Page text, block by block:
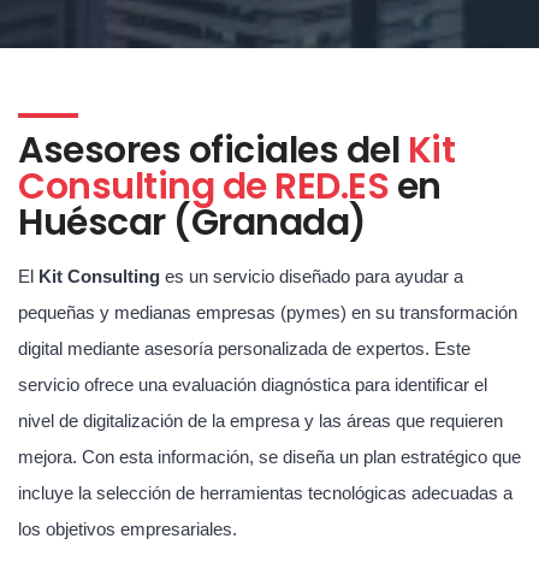
Asesores oficiales del Kit
Consulting de RED.ESen
Huéscar (Granada)
El Kit Consulting es un servicio diseñado para ayudar a
pequeñas y medianas empresas (pymes) en su transformación
digital mediante asesoría personalizada de expertos. Este
servicio ofrece una evaluación diagnóstica para identificar el
nivel de digitalización de la empresa y las áreas que requieren
mejora. Con esta información, se diseña un plan estratégico que
incluye la selección de herramientas tecnológicas adecuadas a
los objetivos empresariales.